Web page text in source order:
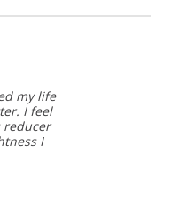
my life
I feel
reducer
I